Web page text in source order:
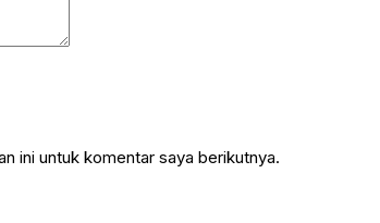
ini untuk komentar saya berikutnya.